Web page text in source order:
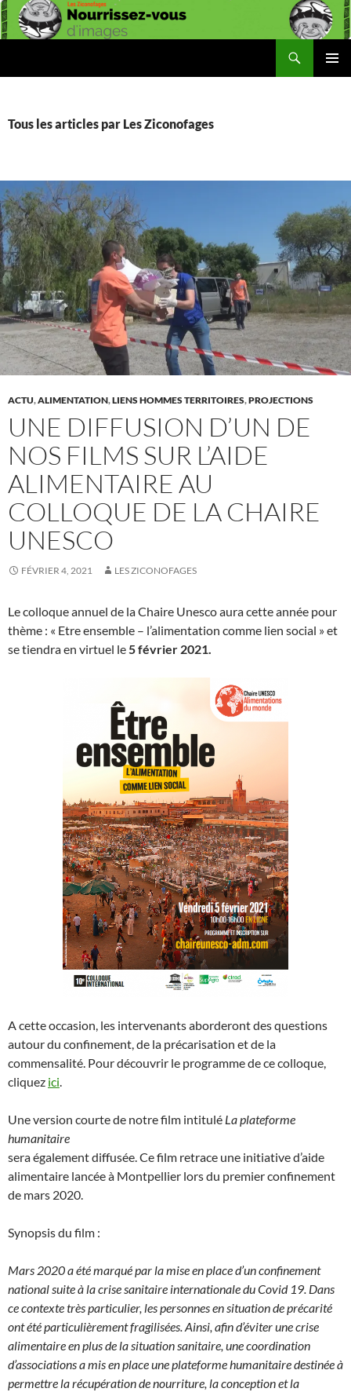
Aller
au
Tous les articles par Les Ziconofages
ACTU,ALIMENTATION,LIENS HOMMES TERRITOIRES,PROJECTIONS
UNE DIFFUSION D’UN DE
NOS FILMS SUR L’AIDE
ALIMENTAIRE AU
COLLOQUE DE LA CHAIRE
UNESCO
FÉVRIER 4, 2021 LES ZICONOFAGES
Le colloque annuel de la Chaire Unesco aura cette année pour
thème : « Etre ensemble – l’alimentation comme lien social » et
se tiendra en virtuel le 5 février 2021.
A cette occasion, les intervenants aborderont des questions
autour du confinement, de la précarisation et de la
commensalité. Pour découvrir le programme de ce colloque,
cliquez ici
Une version courte de notre film intitulé La plateforme
humanitaire
sera également diffusée. Ce film retrace une initiative d’aide
alimentaire lancée à Montpellier lors du premier confinement
de mars 2020.
Synopsis du film :
Mars 2020 a été marqué par la mise en place d’un confinement
national suite à la crise sanitaire internationale du Covid 19. Dans
ce contexte très particulier, les personnes en situation de précarité
ont été particulièrement fragilisées. Ainsi, afin d’éviter une crise
alimentaire en plus de la situation sanitaire, une coordination
d’associations a mis en place une plateforme humanitaire destinée à
permettre la récupération de nourriture, la conception et la